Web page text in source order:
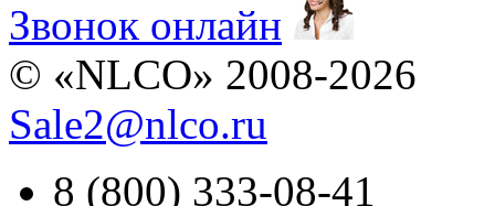
Звонок онлайн
© «NLCO» 2008-2026
Sale2@nlco.ru
8 (800) 333-08-41